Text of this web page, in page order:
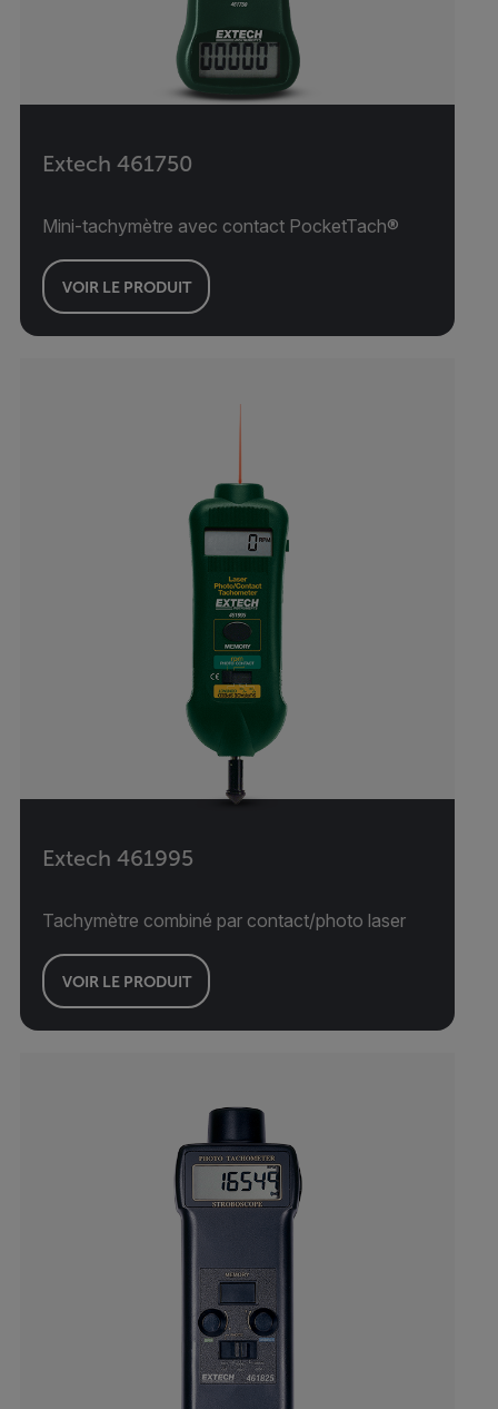
Extech 461750
Mini-tachymètre avec contact PocketTach®
VOIR LE PRODUIT
Extech 461995
Tachymètre combiné par contact/photo laser
VOIR LE PRODUIT